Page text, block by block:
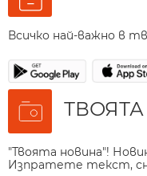
Всичко най-важно в
"Твоята новина"!
Изпратете текст,